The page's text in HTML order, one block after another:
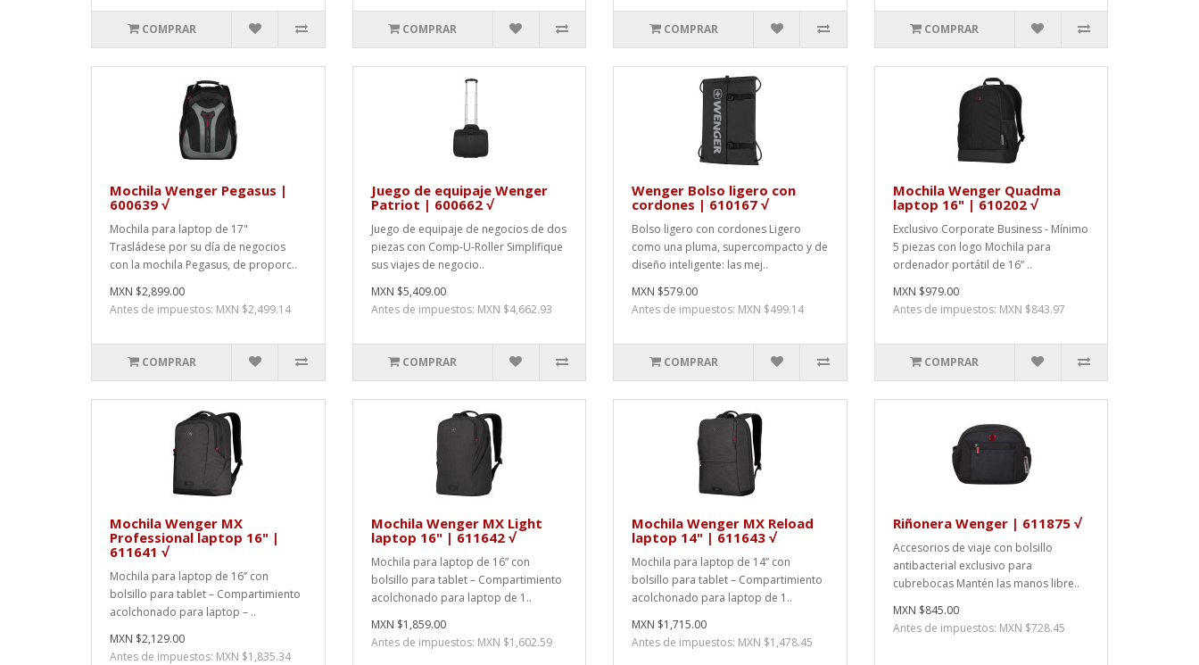
COMPRAR COMPRAR COMPRAR COMPRAR
Mochila Wenger Pegasus |
600639 √
Mochila para laptop de 17"
Trasládese por su día de negocios
con la mochila Pegasus, de proporc..
MXN $2,899.00
Antes de impuestos: MXN $2,499.14
COMPRAR
Juego de equipaje Wenger
Patriot | 600662 √
Juego de equipaje de negocios de dos
piezas con Comp-U-Roller Simplifique
sus viajes de negocio..
MXN $5,409.00
Antes de impuestos: MXN $4,662.93
COMPRAR
Wenger Bolso ligero con
cordones | 610167 √
Bolso ligero con cordones Ligero
como una pluma, supercompacto y de
diseño inteligente: las mej..
MXN $579.00
Antes de impuestos: MXN $499.14
COMPRAR
Mochila Wenger Quadma
laptop 16" | 610202 √
Exclusivo Corporate Business - Mínimo
5 piezas con logo Mochila para
ordenador portátil de 16” ..
MXN $979.00
Antes de impuestos: MXN $843.97
COMPRAR
Mochila Wenger MX
Professional laptop 16" |
611641 √
Mochila para laptop de 16’’ con
bolsillo para tablet – Compartimiento
acolchonado para laptop – ..
MXN $2,129.00
Antes de impuestos: MXN $1,835.34
Mochila Wenger MX Light
laptop 16" | 611642 √
Mochila para laptop de 16” con
bolsillo para tablet – Compartimiento
acolchonado para laptop de 1..
MXN $1,859.00
Antes de impuestos: MXN $1,602.59
Mochila Wenger MX Reload
laptop 14" | 611643 √
Mochila para laptop de 14” con
bolsillo para tablet – Compartimiento
acolchonado para laptop de 1..
MXN $1,715.00
Antes de impuestos: MXN $1,478.45
Riñonera Wenger | 611875 √
Accesorios de viaje con bolsillo
antibacterial exclusivo para
cubrebocas Mantén las manos libre..
MXN $845.00
Antes de impuestos: MXN $728.45